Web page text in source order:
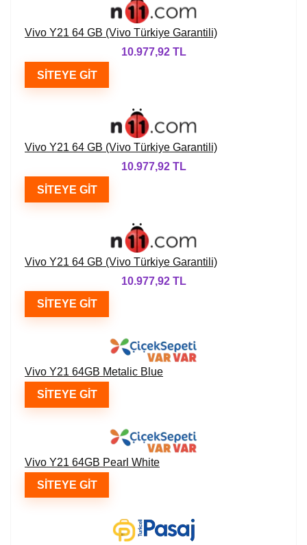
Vivo Y21 64 GB (Vivo Türkiye Garantili)
10.977,92 TL
SITEYE GIT
Vivo Y21 64 GB (Vivo Türkiye Garantili)
10.977,92 TL
SITEYE GIT
Vivo Y21 64 GB (Vivo Türkiye Garantili)
10.977,92 TL
SITEYE GIT
Vivo Y21 64GB Metalic Blue
SITEYE GIT
Vivo Y21 64GB Pearl White
SITEYE GIT